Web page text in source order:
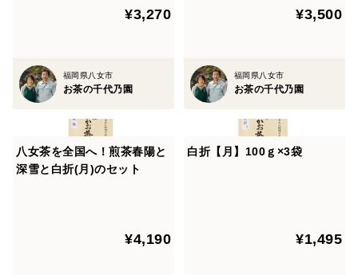
¥3,270
福岡県八女市
お茶の千代乃園
¥3,500
福岡県八女市
お茶の千代乃園
八女茶を全国へ！煎茶春陽と
深雪と白折(月)のセット
¥4,190
白折【月】100ｇ×3袋
¥1,495